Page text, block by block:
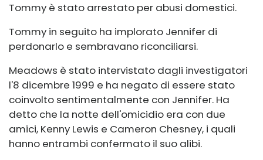
Tommy è stato arrestato per abusi domestici.
Tommy in seguito ha implorato Jennifer di
perdonarlo e sembravano riconciliarsi.
Meadows è stato intervistato dagli investigatori
l'8 dicembre 1999 e ha negato di essere stato
coinvolto sentimentalmente con Jennifer. Ha
detto che la notte dell'omicidio era con due
amici, Kenny Lewis e Cameron Chesney, i quali
hanno entrambi confermato il suo alibi.